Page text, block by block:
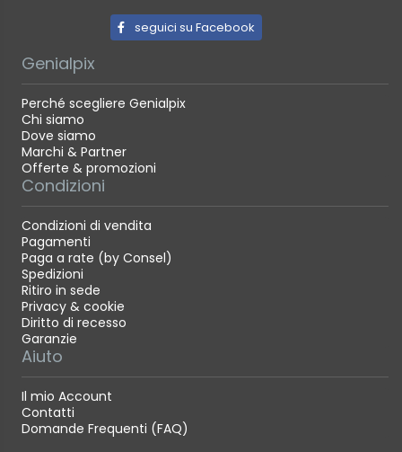
seguici su Facebook
Genialpix
Perché scegliere Genialpix
Chi siamo
Dove siamo
Marchi & Partner
Offerte & promozioni
Condizioni
Condizioni di vendita
Pagamenti
Paga a rate (by Consel)
Spedizioni
Ritiro in sede
Privacy & cookie
Diritto di recesso
Garanzie
Aiuto
Il mio Account
Contatti
Domande Frequenti (FAQ)